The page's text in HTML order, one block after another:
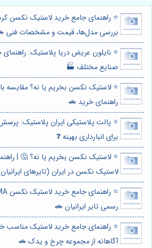
⭐️ راهنمای جامع خرید لاستیک نکسن کره
بررسی مدل‌ها، قیمت و مشخصات فنی
⭐️ نایلون عریض دریا پلاستیک: راهنمای
صنایع مختلف 🏭
⭐️ لاستیک نکسن بخریم یا نه؟ مقایسه با
راهنمای خرید 🚗
⭐️ پالت پلاستیکی ایران پلاستیک:
برای انبارداری بهینه ❓
⭐️ لاستیک نکسن بخریم یا نه؟ 🤔 |
لاستیک نکسن در ایران (تایرهای
رسمی تایر ایرانیان 🚗
⭐️ راهنمای جامع خرید لاستیک مناسب
آگاهانه از مجموعه چرخ و یدک 🚗